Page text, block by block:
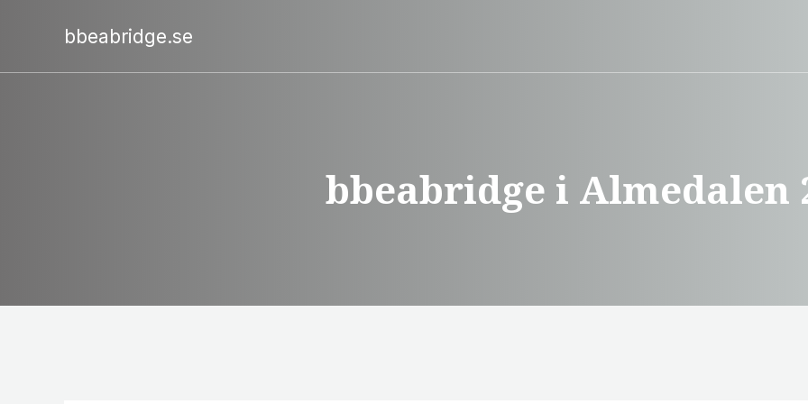
bbeabridge.se
bbeabridge i Almedalen